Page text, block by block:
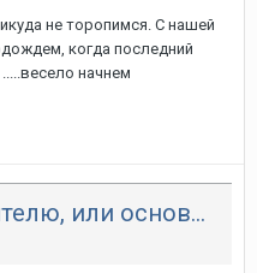
не торопимся. С нашей
когда последний
начнем
Советы усталому учителю, или основы выживания в своей профессии